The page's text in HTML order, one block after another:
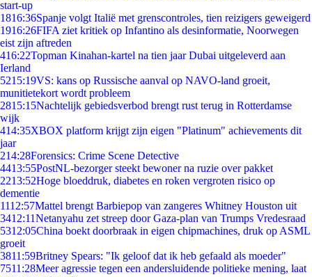
start-up
1816:36Spanje volgt Italië met grenscontroles, tien reizigers geweigerd
1916:26FIFA ziet kritiek op Infantino als desinformatie, Noorwegen
eist zijn aftreden
416:22Topman Kinahan-kartel na tien jaar Dubai uitgeleverd aan
Ierland
5215:19VS: kans op Russische aanval op NAVO-land groeit,
munitietekort wordt probleem
2815:15Nachtelijk gebiedsverbod brengt rust terug in Rotterdamse
wijk
414:35XBOX platform krijgt zijn eigen "Platinum" achievements dit
jaar
214:28Forensics: Crime Scene Detective
4413:55PostNL-bezorger steekt bewoner na ruzie over pakket
2213:52Hoge bloeddruk, diabetes en roken vergroten risico op
dementie
1112:57Mattel brengt Barbiepop van zangeres Whitney Houston uit
3412:11Netanyahu zet streep door Gaza-plan van Trumps Vredesraad
5312:05China boekt doorbraak in eigen chipmachines, druk op ASML
groeit
3811:59Britney Spears: "Ik geloof dat ik heb gefaald als moeder"
7511:28Meer agressie tegen een andersluidende politieke mening, laat